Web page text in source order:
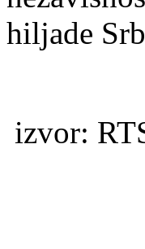
hiljade
izvor: